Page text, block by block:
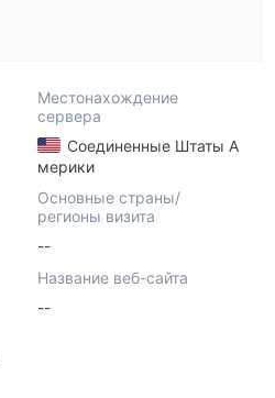
Местонахождение
сервера
Соединенные Штаты А
мерики
Основные страны/
регионы визита
--
Название веб-сайта
--